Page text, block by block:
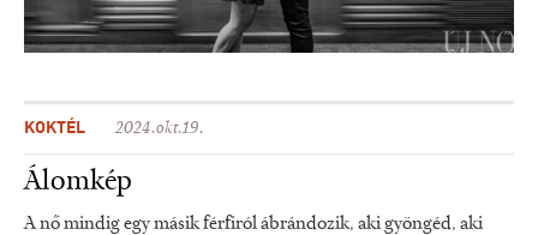
KOKTÉL 2024.okt.19.
Álomkép
A nő mindig egy másik férfiról ábrándozik, aki gyöngéd, aki